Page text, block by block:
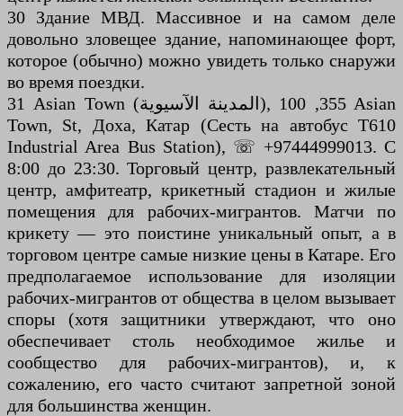
30 Здание МВД. Массивное и на самом деле
довольно зловещее здание, напоминающее форт,
которое (обычно) можно увидеть только снаружи
во время поездки.
31 Asian Town (المدينة الآسيوية), 355, 100 Asian
Town, St, Доха, Катар (Сесть на автобус T610
Industrial Area Bus Station), ☏ +97444999013. С
8:00 до 23:30. Торговый центр, развлекательный
центр, амфитеатр, крикетный стадион и жилые
помещения для рабочих-мигрантов. Матчи по
крикету — это поистине уникальный опыт, а в
торговом центре самые низкие цены в Катаре. Его
предполагаемое использование для изоляции
рабочих-мигрантов от общества в целом вызывает
споры (хотя защитники утверждают, что оно
обеспечивает столь необходимое жилье и
сообщество для рабочих-мигрантов), и, к
сожалению, его часто считают запретной зоной
для большинства женщин.